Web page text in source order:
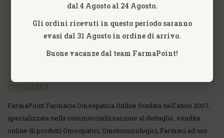
CHI SIAMO
FarmaPoint Farmacia Omeopatica Online fondata nell'anno 2007,
specializzata nella commercializzazione al dettaglio, vendita
online di prodotti Omeopatici, Omotossicologici, Farmaci ad uso
dal 4 Agosto al 24 Agosto.
Gli ordini ricevuti in questo periodo saranno
evasi dal 31 Agosto in ordine di arrivo.
Buone vacanze dal team FarmaPoint!